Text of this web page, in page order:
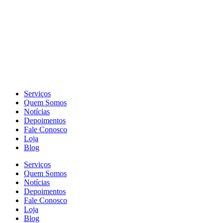
Serviços
Quem Somos
Notícias
Depoimentos
Fale Conosco
Loja
Blog
Serviços
Quem Somos
Notícias
Depoimentos
Fale Conosco
Loja
Blog